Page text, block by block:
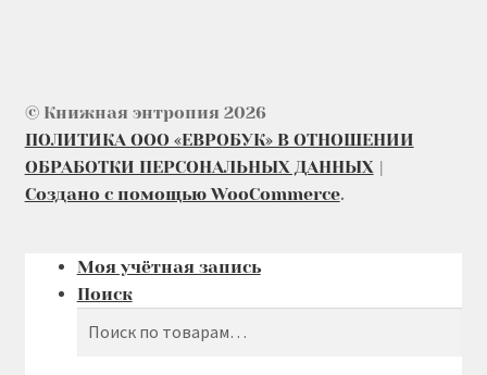
© Книжная энтропия 2026
ПОЛИТИКА ООО «ЕВРОБУК» В ОТНОШЕНИИ
ОБРАБОТКИ ПЕРСОНАЛЬНЫХ ДАННЫХ
Создано с помощью WooCommerce.
Моя учётная запись
Поиск